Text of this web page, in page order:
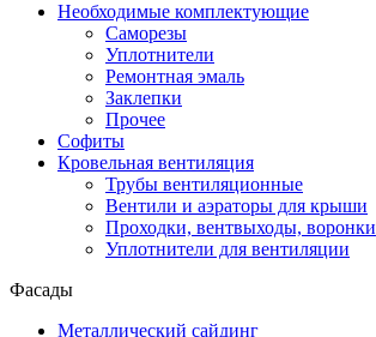
Необходимые комплектующие
Саморезы
Уплотнители
Ремонтная эмаль
Заклепки
Прочее
Софиты
Кровельная вентиляция
Трубы вентиляционные
Вентили и аэраторы для крыши
Проходки, вентвыходы, воронки
Уплотнители для вентиляции
Фасады
Металлический сайдинг